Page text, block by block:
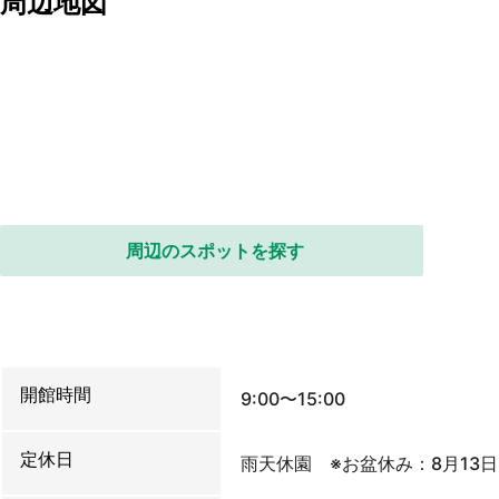
周辺のスポットを探す
開館時間 9:00〜15:00
定休日 雨天休園 ※お盆休み：8月13